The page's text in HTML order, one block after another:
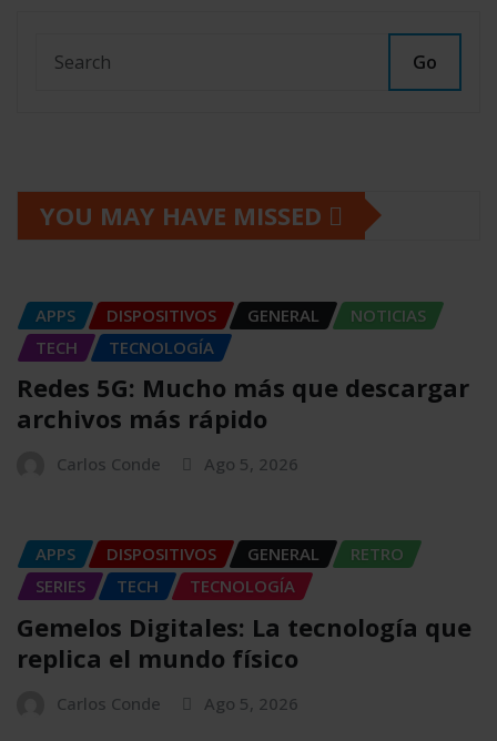
Go
YOU MAY HAVE MISSED
APPS DISPOSITIVOS GENERAL
NOTICIAS
TECH
TECNOLOGÍA
Redes 5G: Mucho más que descargar
archivos más rápido
Carlos Conde Ago 5, 2026
APPS DISPOSITIVOS GENERAL
RETRO
SERIES
TECH TECNOLOGÍA
Gemelos Digitales: La tecnología que
replica el mundo físico
Carlos Conde Ago 5, 2026